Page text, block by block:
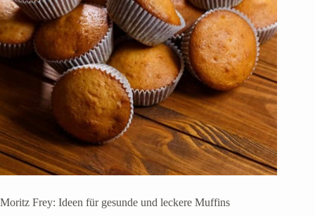
Moritz Frey: Ideen für gesunde und leckere Muffins